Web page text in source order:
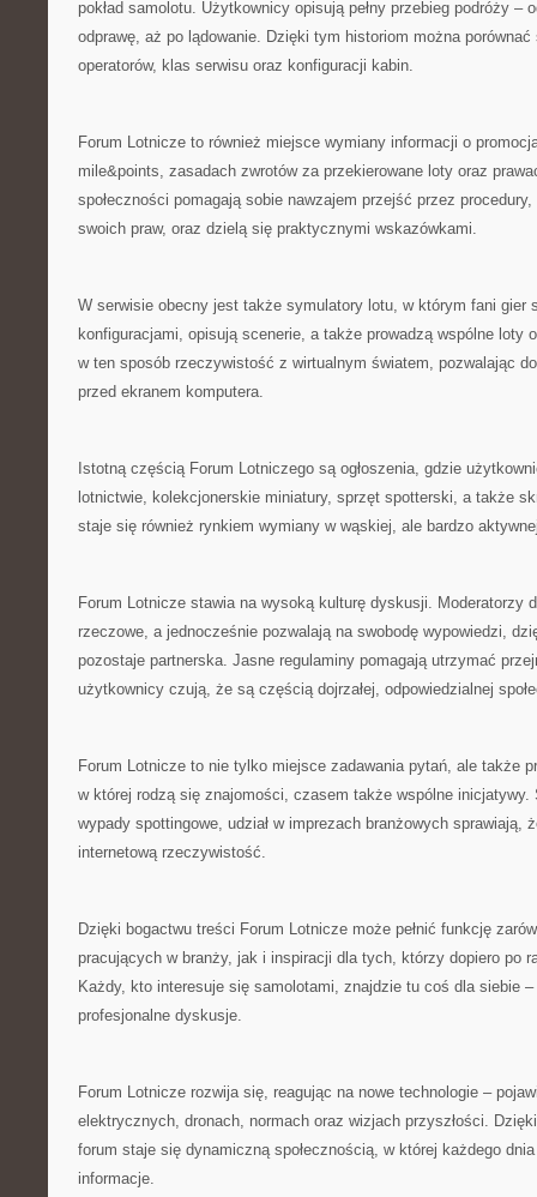
pokład samolotu. Użytkownicy opisują pełny przebieg podróży –
odprawę, aż po lądowanie. Dzięki tym historiom można porównać
operatorów, klas serwisu oraz konfiguracji kabin.
Forum Lotnicze to również miejsce wymiany informacji o
mile&points, zasadach zwrotów za przekierowane loty oraz
społeczności pomagają sobie nawzajem przejść przez
swoich praw, oraz dzielą się praktycznymi wskazówkami.
W serwisie obecny jest także symulatory lotu, w którym fani gier
konfiguracjami, opisują scenerie, a także prowadzą wspólne loty
w ten sposób rzeczywistość z wirtualnym światem, pozwalając
przed ekranem komputera.
Istotną częścią Forum Lotniczego są ogłoszenia, gdzie
lotnictwie, kolekcjonerskie miniatury, sprzęt spotterski, a także
staje się również rynkiem wymiany w wąskiej, ale bardzo
Forum Lotnicze stawia na wysoką kulturę dyskusji. Moderatorzy
rzeczowe, a jednocześnie pozwalają na swobodę wypowiedzi,
pozostaje partnerska. Jasne regulaminy pomagają utrzymać
użytkownicy czują, że są częścią dojrzałej, odpowiedzialnej
Forum Lotnicze to nie tylko miejsce zadawania pytań, ale także
w której rodzą się znajomości, czasem także wspólne inicjatywy.
wypady spottingowe, udział w imprezach branżowych sprawiają,
internetową rzeczywistość.
Dzięki bogactwu treści Forum Lotnicze może pełnić funkcję
pracujących w branży, jak i inspiracji dla tych, którzy dopiero po
Każdy, kto interesuje się samolotami, znajdzie tu coś dla siebie
profesjonalne dyskusje.
Forum Lotnicze rozwija się, reagując na nowe technologie –
elektrycznych, dronach, normach oraz wizjach przyszłości.
forum staje się dynamiczną społecznością, w której każdego
informacje.